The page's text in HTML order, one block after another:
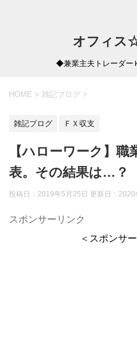
オフィス
◆兼業主夫トレーダ
HOME > 雑記ブログ >
雑記ブログ ＦＸ収支
【ハローワーク】職
表。その結果は…？
投稿日：2019年5月25日 更新日： 2020
スポンサーリンク
＜スポンサ